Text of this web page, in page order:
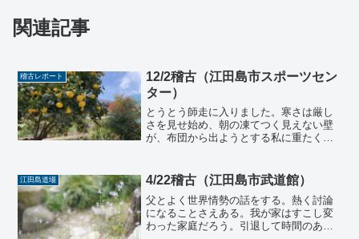
関連記事
稽古レポート
12/2稽古（江田島市スポーツセン
ター）
とうとう師走に入りました。寒さは厳し
さを見せ始め、朝の凍てつく見えない壁
が、布団から出ようとする私に重たくの
の起動ボタンを押してからの、立ち上げ
が遅くなっている気がする...
江田島道場 4/22稽古（江田島市武道館）
父とよく世界情勢の話をする。熱く討論
になることさえある。我が家はすこし変
わった家庭だろう。引退して時間のある